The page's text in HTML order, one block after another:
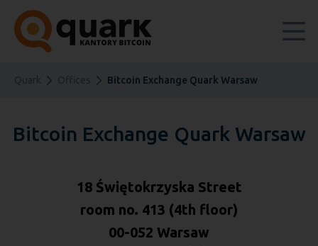
Bitcoin Exchange Quark Warsaw
Bitcoin Exchange Quark Warsaw
18 Świętokrzyska Street
room no. 413 (4th floor)
00-052 Warsaw